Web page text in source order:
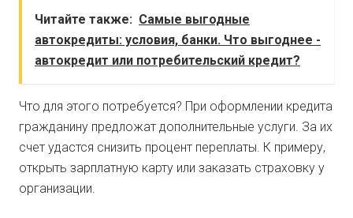
Читайте также: Самые выгодные
автокредиты: условия, банки. Что выгоднее -
автокредит или потребительский кредит?
Что для этого потребуется? При оформлении кредита
гражданину предложат дополнительные услуги. За их
счет удастся снизить процент переплаты. К примеру,
открыть зарплатную карту или заказать страховку у
организации.